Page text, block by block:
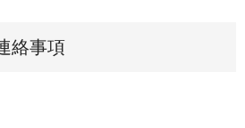
絡事項